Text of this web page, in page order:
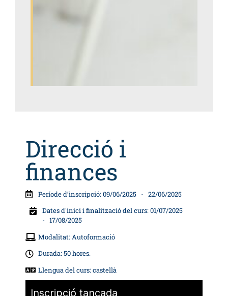
Direcció i
finances
Període d’inscripció: 09/06/2025 - 22/06/2025
Dates d'inici i finalització del curs: 01/07/2025
- 17/08/2025
Modalitat: Autoformació
Durada: 50 hores.
Llengua del curs: castellà
Inscripció tancada